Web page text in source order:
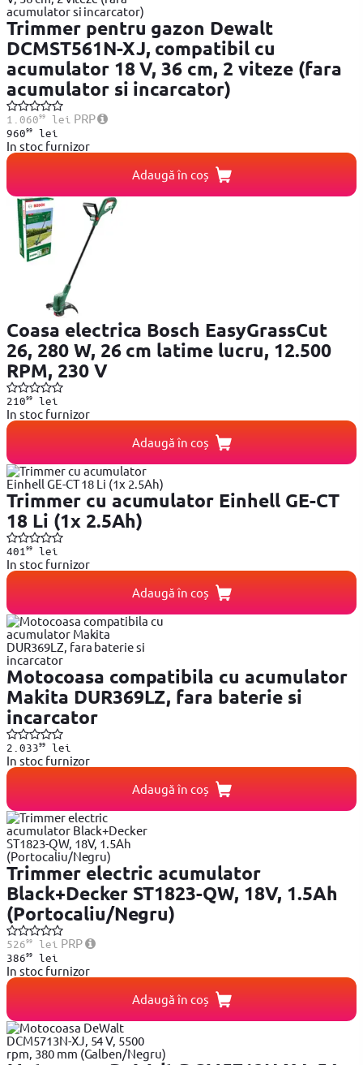
Trimmer pentru gazon Dewalt
DCMST561N-XJ, compatibil cu
acumulator 18 V, 36 cm, 2 viteze (fara
acumulator si incarcator)
1.06099lei PRP
96099lei
In stoc furnizor
Adaugă în coș
Coasa electrica Bosch EasyGrassCut
26, 280 W, 26 cm latime lucru, 12.500
RPM, 230 V
21099lei
In stoc furnizor
Adaugă în coș
Trimmer cu acumulator Einhell GE-CT
18 Li (1x 2.5Ah)
401 99lei
In stoc furnizor
Adaugă în coș
Motocoasa compatibila cu acumulator
Makita DUR369LZ, fara baterie si
incarcator
2.03399lei
In stoc furnizor
Adaugă în coș
Trimmer electric acumulator
Black+Decker ST1823-QW, 18V, 1.5Ah
(Portocaliu/Negru)
52699lei PRP
38699lei
In stoc furnizor
Adaugă în coș